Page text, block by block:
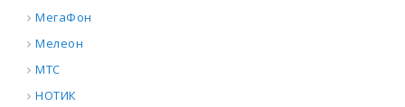
МегаФон
Мелеон
МТС
НОТИК